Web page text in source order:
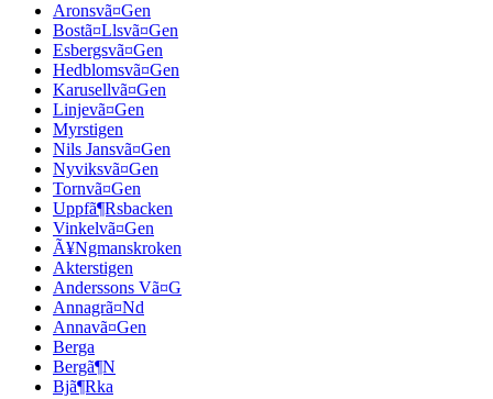
Aronsvã¤Gen
Bostã¤Llsvã¤Gen
Esbergsvã¤Gen
Hedblomsvã¤Gen
Karusellvã¤Gen
Linjevã¤Gen
Myrstigen
Nils Jansvã¤Gen
Nyviksvã¤Gen
Tornvã¤Gen
Uppfã¶Rsbacken
Vinkelvã¤Gen
Ã¥Ngmanskroken
Akterstigen
Anderssons Vã¤G
Annagrã¤Nd
Annavã¤Gen
Berga
Bergã¶N
Bjã¶Rka